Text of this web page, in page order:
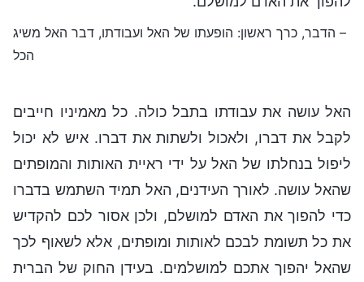
– הדבר, כרך ראשון: הופעתו של האל ועבודתו, דבר האל משיג
הכל
האל עושה את עבודתו בתבל כולה. כל מאמיניו חייבים
לקבל את דברו, ולאכול ולשתות את דברו. איש לא יכול
ליפול בנחלתו של האל על ידי ראיית האותות והמופתים
שהאל עושה. לאורך העידנים, האל תמיד השתמש בדברו
כדי להפוך את האדם למושלם, ולכן אסור לכם להקדיש
את כל תשומת לבכם לאותות ומופתים, אלא לשאוף לכך
שהאל יהפוך אתכם למושלמים. בעידן החוק של הברית